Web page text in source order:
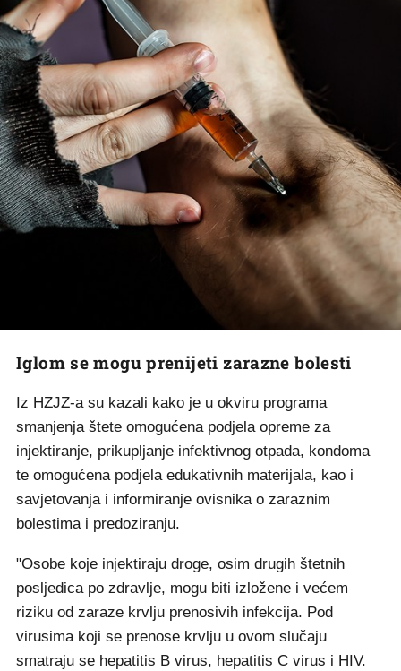
Iglom se mogu prenijeti zarazne bolesti
Iz HZJZ-a su kazali kako je u okviru programa
smanjenja štete omogućena podjela opreme za
injektiranje, prikupljanje infektivnog otpada, kondoma
te omogućena podjela edukativnih materijala, kao i
savjetovanja i informiranje ovisnika o zaraznim
bolestima i predoziranju.
"Osobe koje injektiraju droge, osim drugih štetnih
posljedica po zdravlje, mogu biti izložene i većem
riziku od zaraze krvlju prenosivih infekcija. Pod
virusima koji se prenose krvlju u ovom slučaju
smatraju se hepatitis B virus, hepatitis C virus i HIV.